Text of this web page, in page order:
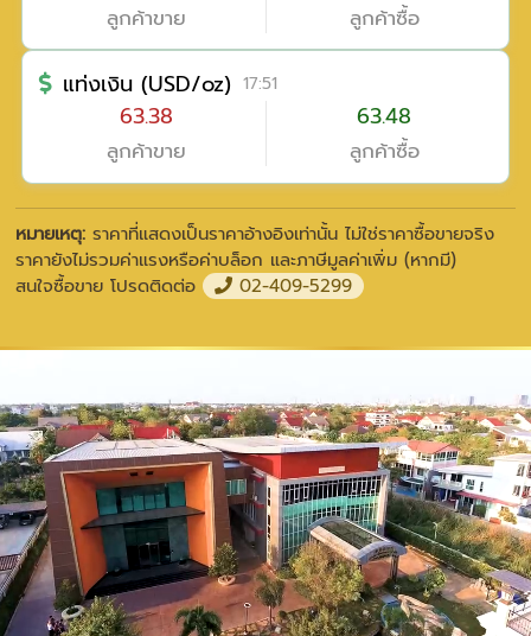
ลูกค้าขาย
ลูกค้าซื้อ
แท่งเงิน (USD/oz) 17:51
63.38
ลูกค้าขาย
63.48
ลูกค้าซื้อ
หมายเหตุ:ราคาที่แสดงเป็นราคาอ้างอิงเท่านั้น ไม่ใช่ราคาซื้อขายจริง
ราคายังไม่รวมค่าแรงหรือค่าบล็อก และภาษีมูลค่าเพิ่ม (หากมี)
สนใจซื้อขาย โปรดติดต่อ
02-409-5299